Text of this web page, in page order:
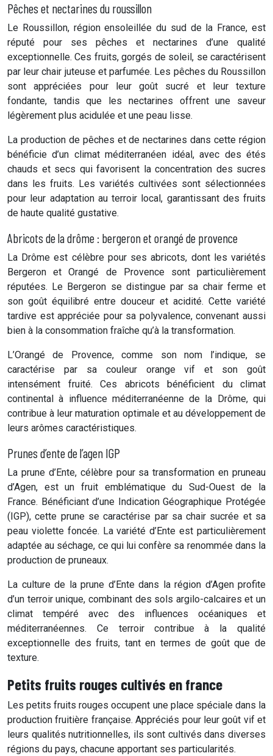
Pêches et nectarines du roussillon
Le Roussillon, région ensoleillée du sud de la France, est
réputé pour ses pêches et nectarines d’une qualité
exceptionnelle. Ces fruits, gorgés de soleil, se caractérisent
par leur chair juteuse et parfumée. Les pêches du Roussillon
sont appréciées pour leur goût sucré et leur texture
fondante, tandis que les nectarines offrent une saveur
légèrement plus acidulée et une peau lisse.
La production de pêches et de nectarines dans cette région
bénéficie d’un climat méditerranéen idéal, avec des étés
chauds et secs qui favorisent la concentration des sucres
dans les fruits. Les variétés cultivées sont sélectionnées
pour leur adaptation au terroir local, garantissant des fruits
de haute qualité gustative.
Abricots de la drôme : bergeron et orangé de provence
La Drôme est célèbre pour ses abricots, dont les variétés
Bergeron et Orangé de Provence sont particulièrement
réputées. Le Bergeron se distingue par sa chair ferme et
son goût équilibré entre douceur et acidité. Cette variété
tardive est appréciée pour sa polyvalence, convenant aussi
bien à la consommation fraîche qu’à la transformation.
L’Orangé de Provence, comme son nom l’indique, se
caractérise par sa couleur orange vif et son goût
intensément fruité. Ces abricots bénéficient du climat
continental à influence méditerranéenne de la Drôme, qui
contribue à leur maturation optimale et au développement de
leurs arômes caractéristiques.
Prunes d’ente de l’agen IGP
La prune d’Ente, célèbre pour sa transformation en pruneau
d’Agen, est un fruit emblématique du Sud-Ouest de la
France. Bénéficiant d’une Indication Géographique Protégée
(IGP), cette prune se caractérise par sa chair sucrée et sa
peau violette foncée. La variété d’Ente est particulièrement
adaptée au séchage, ce qui lui confère sa renommée dans la
production de pruneaux.
La culture de la prune d’Ente dans la région d’Agen profite
d’un terroir unique, combinant des sols argilo-calcaires et un
climat tempéré avec des influences océaniques et
méditerranéennes. Ce terroir contribue à la qualité
exceptionnelle des fruits, tant en termes de goût que de
texture.
Petits fruits rouges cultivés en france
Les petits fruits rouges occupent une place spéciale dans la
production fruitière française. Appréciés pour leur goût vif et
leurs qualités nutritionnelles, ils sont cultivés dans diverses
régions du pays, chacune apportant ses particularités.